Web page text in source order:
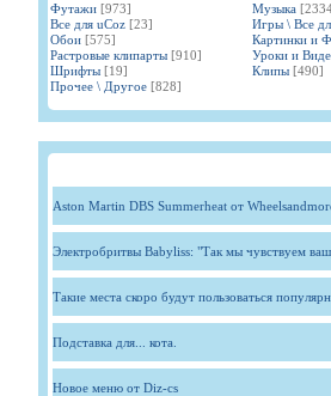
Футажи [973] Музыка
Все для uCoz [23] Игры \ Все
Обои [575] Картинки и
Растровые клипарты [910] Уроки и
Шрифты [19] Клипы [490]
Прочее \ Другое [828]
Aston Martin DBS Summerheat от
Электробритвы Babyliss: "Так мы чувствуем
Такие места скоро будут пользоваться
Подставка для... кота.
Новое меню от Diz-cs